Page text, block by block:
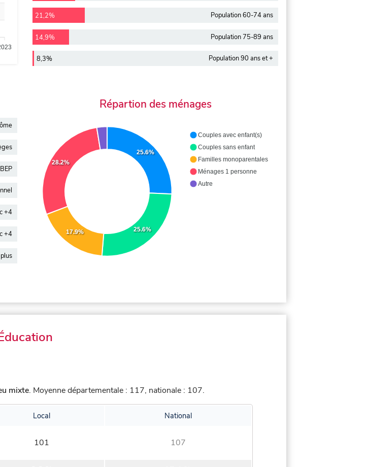
21,2% Population 60-74 ans
14,9% Population 75-89 ans
8,3% Population 90 ans et +
+4
+4
Répartion des ménages
25.6%
25.6%
17.9%
28.2%
Couples avec enfant(s)
Couples sans enfant
Familles monoparentales
Ménages 1 personne
Autre
mixte. Moyenne départementale : 117, nationale : 107.
Local National
101 107